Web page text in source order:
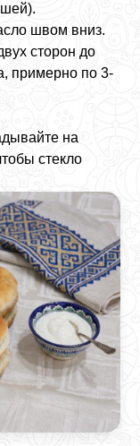
швом вниз.
сторон до
примерно по 3-
на
стекло